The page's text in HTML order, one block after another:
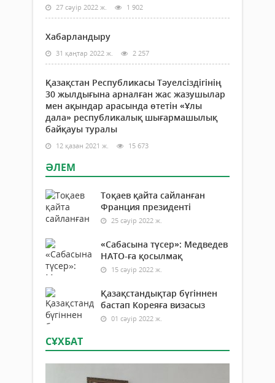
27 сәуір 2022 ж. 1 902
Хабарландыру
31 қаңтар 2022 ж. 2 257
Қазақстан Республикасы Тәуелсіздігінің
30 жылдығына арналған жас жазушылар
мен ақындар арасында өтетін «Ұлы
дала» республикалық шығармашылық
байқауы туралы
12 қазан 2021 ж. 15 673
ӘЛЕМ
Тоқаев қайта сайланған
Франция президенті
25 сәуір 2022 ж.
«Сабасына түсер»: Медведев
НАТО-ға қосылмақ
15 сәуір 2022 ж.
Қазақстандықтар бүгіннен
бастап Кореяға визасыз
01 сәуір 2022 ж.
СҰХБАТ